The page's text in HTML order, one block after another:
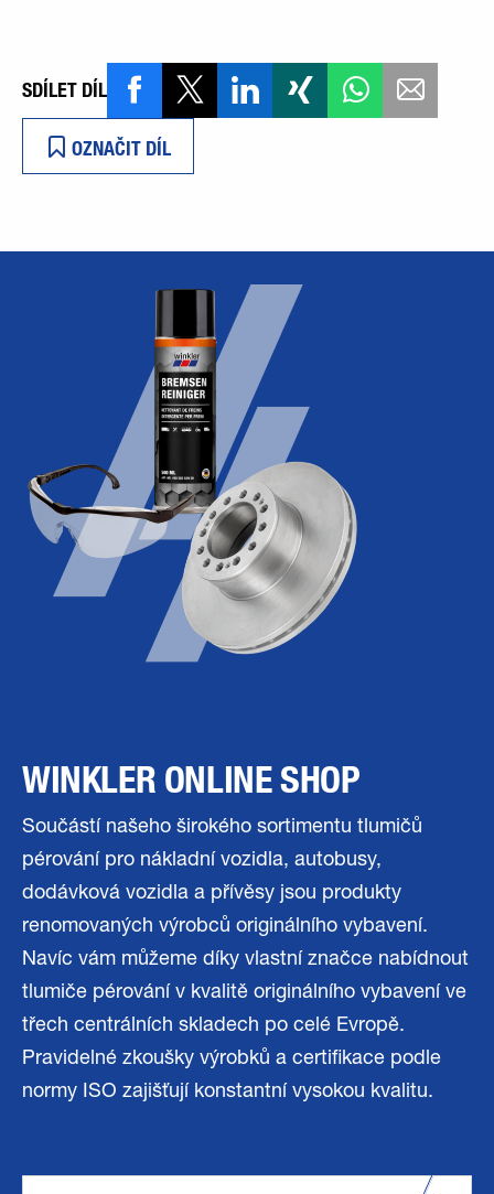
SDÍLET DÍL
OZNAČIT DÍL
WINKLER ONLINE SHOP
Součástí našeho širokého sortimentu tlumičů
pérování pro nákladní vozidla, autobusy,
dodávková vozidla a přívěsy jsou produkty
renomovaných výrobců originálního vybavení.
Navíc vám můžeme díky vlastní značce nabídnout
tlumiče pérování v kvalitě originálního vybavení ve
třech centrálních skladech po celé Evropě.
Pravidelné zkoušky výrobků a certifikace podle
normy ISO zajišťují konstantní vysokou kvalitu.